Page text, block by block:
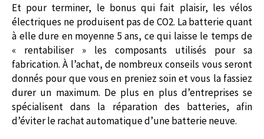
Et pour terminer, le bonus qui fait plaisir, les vélos
électriques ne produisent pas de CO2. La batterie quant
à elle dure en moyenne 5 ans, ce qui laisse le temps de
« rentabiliser » les composants utilisés pour sa
fabrication. À l’achat, de nombreux conseils vous seront
donnés pour que vous en preniez soin et vous la fassiez
durer un maximum. De plus en plus d’entreprises se
spécialisent dans la réparation des batteries, afin
d’éviter le rachat automatique d’une batterie neuve.